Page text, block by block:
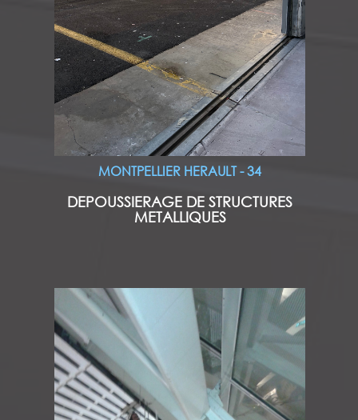
MONTPELLIER HERAULT - 34
DEPOUSSIERAGE DE STRUCTURES
METALLIQUES